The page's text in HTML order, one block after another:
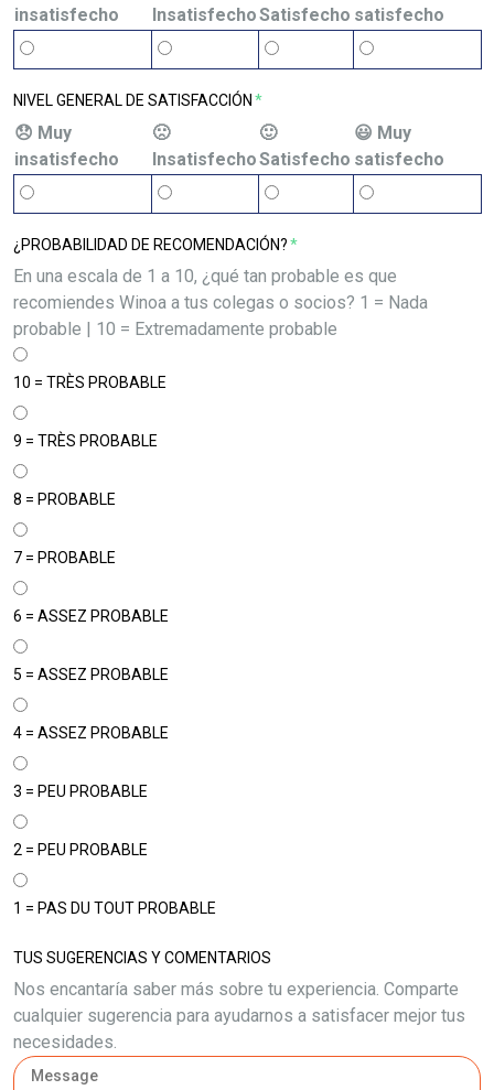
insatisfecho
InsatisfechoSatisfecho satisfecho
NIVEL GENERAL DE SATISFACCIÓN *
😞 Muy
insatisfecho
🙁
Insatisfecho
🙂
Satisfecho
😃 Muy
satisfecho
¿PROBABILIDAD DE RECOMENDACIÓN?*
En una escala de 1 a 10, ¿qué tan probable es que
recomiendes Winoa a tus colegas o socios? 1 = Nada
probable | 10 = Extremadamente probable
10 = TRÈS PROBABLE
9 = TRÈS PROBABLE
8 = PROBABLE
7 = PROBABLE
6 = ASSEZ PROBABLE
5 = ASSEZ PROBABLE
4 = ASSEZ PROBABLE
3 = PEU PROBABLE
2 = PEU PROBABLE
1 = PAS DU TOUT PROBABLE
TUS SUGERENCIAS Y COMENTARIOS
Nos encantaría saber más sobre tu experiencia. Comparte
cualquier sugerencia para ayudarnos a satisfacer mejor tus
necesidades.